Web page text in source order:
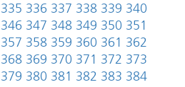
335 336 337 338 339 340
346 347 348 349 350 351
357 358 359 360 361 362
368 369 370 371 372 373
379 380 381 382 383 384